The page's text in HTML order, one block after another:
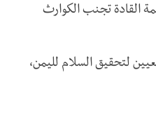
القادة تجنب الكوارث
لتحقيق السلام لليمن،